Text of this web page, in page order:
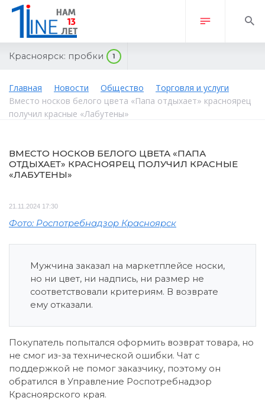
Красноярск: пробки 1
Главная Новости Общество
Торговля и услуги
Вместо носков белого цвета «Папа отдыхает» красноярец
получил красные «Лабутены»
ВМЕСТО НОСКОВ БЕЛОГО ЦВЕТА «ПАПА
ОТДЫХАЕТ» КРАСНОЯРЕЦ ПОЛУЧИЛ КРАСНЫЕ
«ЛАБУТЕНЫ»
21.11.2024 17:30
Фото: Роспотребнадзор Красноярск
Мужчина заказал на маркетплейсе носки,
но ни цвет, ни надпись, ни размер не
соответствовали критериям. В возврате
ему отказали.
Покупатель попытался оформить возврат товара, но
не смог из-за технической ошибки. Чат с
поддержкой не помог заказчику, поэтому он
обратился в Управление Роспотребнадзор
Красноярского края.